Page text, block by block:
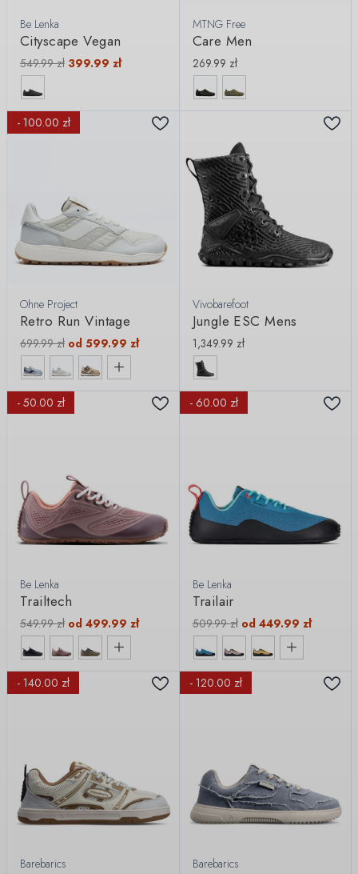
Be Lenka
Cityscape Vegan
549.99zł 399.99 zł
MTNG Free
Care Men
269.99 zł
- 100.00 zł
Ohne Project
Retro Run Vintage
699.99zł od 599.99 zł
Vivobarefoot
Jungle ESC Mens
1,349.99 zł
- 50.00 zł
Be Lenka
Trailtech
549.99zł od 499.99 zł
- 60.00 zł
Be Lenka
Trailair
509.99zł od 449.99 zł
- 140.00 zł
Barebarics
- 120.00 zł
Barebarics